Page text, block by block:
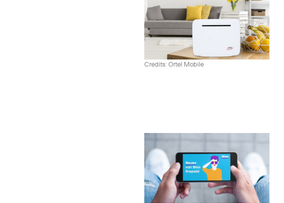
Credits: Ortel Mobile